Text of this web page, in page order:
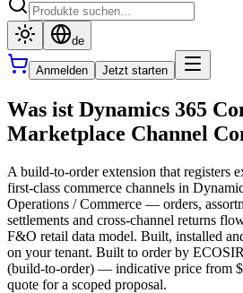
de
Anmelden Jetzt starten
Was ist Dynamics 365
Marketplace Channel
A build-to-order extension that registers
first-class commerce channels in
Operations / Commerce — orders,
settlements and cross-channel returns
F&O retail data model. Built, installed
on your tenant. Built to order by
(build-to-order) — indicative price from
quote for a scoped proposal.